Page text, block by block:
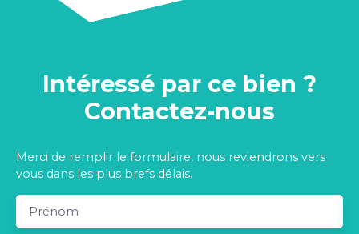
Intéressé par ce bien ?
Contactez-nous
Merci de remplir le formulaire, nous reviendrons vers
vous dans les plus brefs délais.
Prénom